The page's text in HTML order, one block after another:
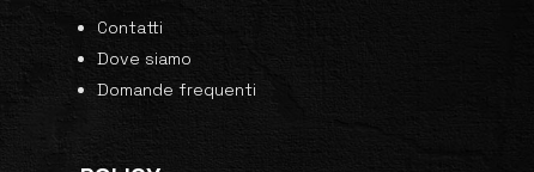
Contatti
Dove siamo
Domande frequenti